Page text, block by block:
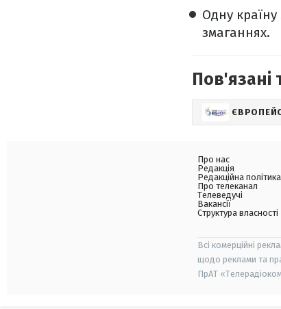
Одну
змаганнях.
Пов'язані
Про нас
Редакція
Редакційна політика
Про телеканал
Телеведучі
Вакансії
Структура власності
Всі комерційні
щодо реклами та
ПрАТ